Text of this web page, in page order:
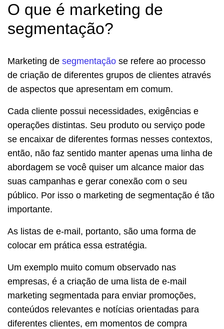
O que é marketing de
segmentação?
Marketing de segmentação se refere ao processo
de criação de diferentes grupos de clientes através
de aspectos que apresentam em comum.
Cada cliente possui necessidades, exigências e
operações distintas. Seu produto ou serviço pode
se encaixar de diferentes formas nesses contextos,
então, não faz sentido manter apenas uma linha de
abordagem se você quiser um alcance maior das
suas campanhas e gerar conexão com o seu
público. Por isso o marketing de segmentação é tão
importante.
As listas de e-mail, portanto, são uma forma de
colocar em prática essa estratégia.
Um exemplo muito comum observado nas
empresas, é a criação de uma lista de e-mail
marketing segmentada para enviar promoções,
conteúdos relevantes e notícias orientadas para
diferentes clientes, em momentos de compra